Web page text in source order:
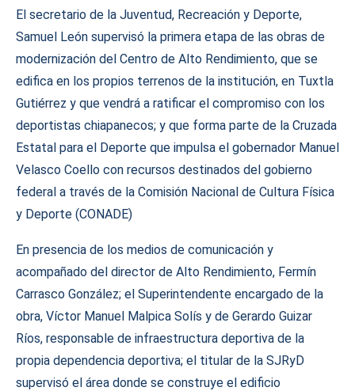
El secretario de la Juventud, Recreación y Deporte,
Samuel León supervisó la primera etapa de las obras de
modernización del Centro de Alto Rendimiento, que se
edifica en los propios terrenos de la institución, en Tuxtla
Gutiérrez y que vendrá a ratificar el compromiso con los
deportistas chiapanecos; y que forma parte de la Cruzada
Estatal para el Deporte que impulsa el gobernador Manuel
Velasco Coello con recursos destinados del gobierno
federal a través de la Comisión Nacional de Cultura Física
y Deporte (CONADE)
En presencia de los medios de comunicación y
acompañado del director de Alto Rendimiento, Fermín
Carrasco González; el Superintendente encargado de la
obra, Víctor Manuel Malpica Solís y de Gerardo Guizar
Ríos, responsable de infraestructura deportiva de la
propia dependencia deportiva; el titular de la SJRyD
supervisó el área donde se construye el edificio